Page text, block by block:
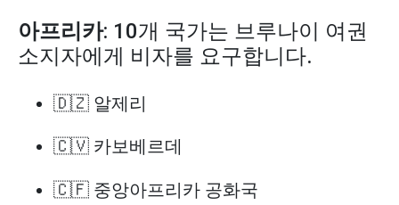
아프리카: 10개 국가는 브루나이 여권
소지자에게 비자를 요구합니다.
🇩🇿 알제리
🇨🇻 카보베르데
🇨🇫 중앙아프리카 공화국